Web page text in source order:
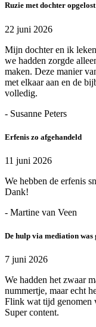
Ruzie met dochter opgelost
22 juni 2026
Mijn dochter en ik
we hadden zorgde
maken. Deze manier
met elkaar aan en de
volledig.
- Susanne Peters
Erfenis zo afgehandeld
11 juni 2026
We hebben de erfenis
Dank!
- Martine van Veen
De hulp via mediation
7 juni 2026
We hadden het zwaar
nummertje, maar echt
Flink wat tijd genomen
Super content.